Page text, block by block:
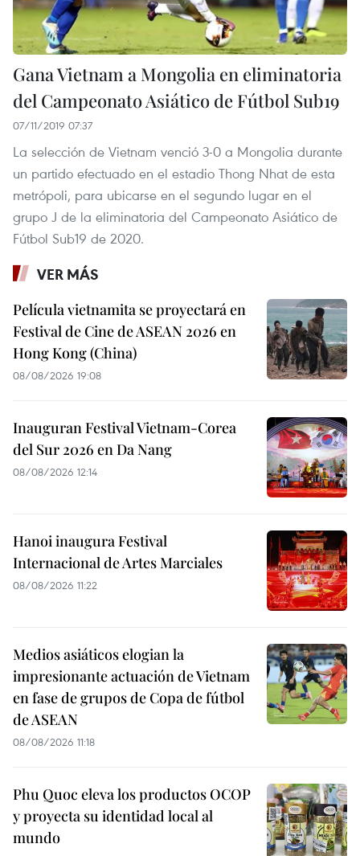
Gana Vietnam a Mongolia en eliminatoria
del Campeonato Asiático de Fútbol Sub19
07/11/2019 07:37
La selección de Vietnam venció 3-0 a Mongolia durante
un partido efectuado en el estadio Thong Nhat de esta
metrópoli, para ubicarse en el segundo lugar en el
grupo J de la eliminatoria del Campeonato Asiático de
Fútbol Sub19 de 2020.
VER MÁS
Película vietnamita se proyectará en
Festival de Cine de ASEAN 2026 en
Hong Kong (China)
08/08/2026 19:08
Inauguran Festival Vietnam-Corea
del Sur 2026 en Da Nang
08/08/2026 12:14
Hanoi inaugura Festival
Internacional de Artes Marciales
08/08/2026 11:22
Medios asiáticos elogian la
impresionante actuación de Vietnam
en fase de grupos de Copa de fútbol
de ASEAN
08/08/2026 11:18
Phu Quoc eleva los productos OCOP
y proyecta su identidad local al
mundo